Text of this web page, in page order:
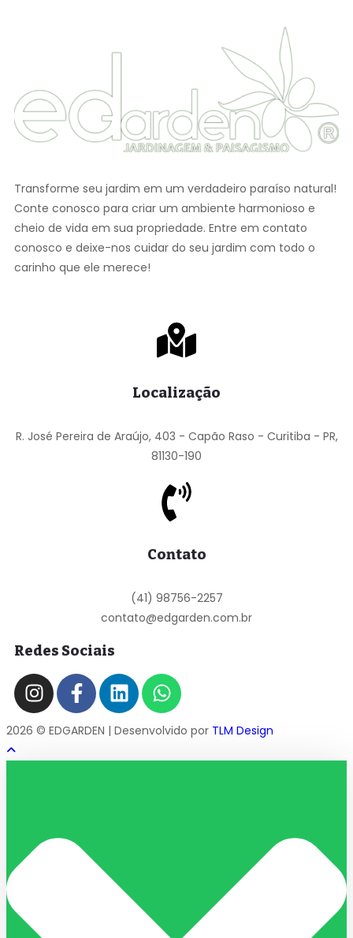
Transforme seu jardim em um verdadeiro paraíso natural!
Conte conosco para criar um ambiente harmonioso e
cheio de vida em sua propriedade. Entre em contato
conosco e deixe-nos cuidar do seu jardim com todo o
carinho que ele merece!
Localização
R. José Pereira de Araújo, 403 - Capão Raso - Curitiba - PR,
81130-190
Contato
(41) 98756-2257
contato@edgarden.com.br
Redes Sociais
2026 © EDGARDEN | Desenvolvido por TLM Design